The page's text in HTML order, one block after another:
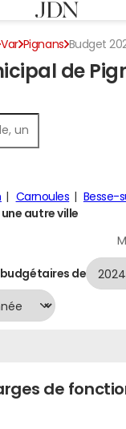
Var Pignans Budget
de
Carnoules
Besse-
autre ville
de
de